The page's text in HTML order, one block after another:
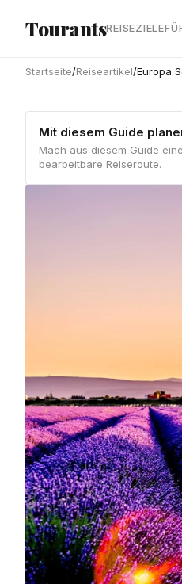
TourantsREISEZIELE
Startseite/Reiseartikel/Europa
Mit diesem Guide
Mach aus diesem Guide
bearbeitbare Reiseroute.